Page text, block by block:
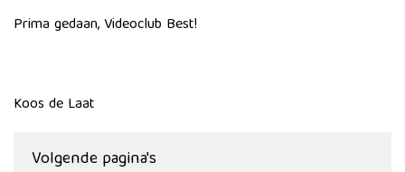
Prima gedaan, Videoclub Best!
Koos de Laat
Volgende pagina's